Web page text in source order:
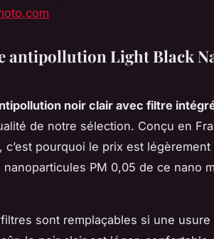
antipollution Light Black
noir clair avec filtre
de notre sélection. Conçu en
c’est pourquoi le prix est
nanoparticules PM 0,05 de ce nano
sont remplaçables si une